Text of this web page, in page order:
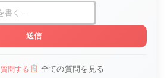
送信
質問する 全ての質問を見る